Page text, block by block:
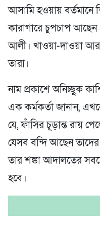
আসামি হওয়ায় বর্তমানে
কারাগারে চুপচাপ
আলী। খাওয়া-দাওয়া
তারা।
নাম প্রকাশে অনিচ্ছুক
এক কর্মকর্তা জানান,
যে, ফাঁসির চূড়ান্ত রায়
যেসব বন্দি আছেন
তার শঙ্কা আদালতের
হবে।